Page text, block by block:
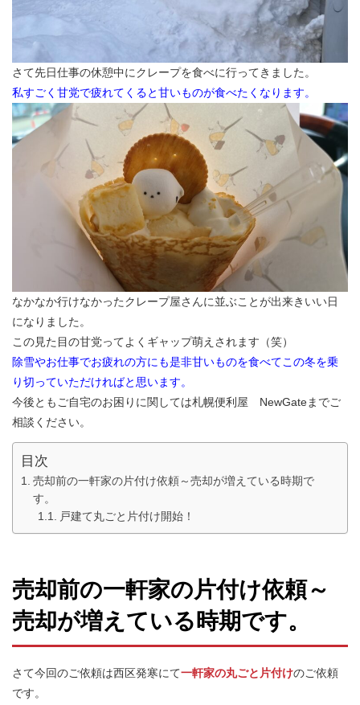
さて先日仕事の休憩中にクレープを食べに行ってきました。
私すごく甘党で疲れてくると甘いものが食べたくなります。
なかなか行けなかったクレープ屋さんに並ぶことが出来きいい日
になりました。
この見た目の甘党ってよくギャップ萌えされます（笑）
除雪やお仕事でお疲れの方にも是非甘いものを食べてこの冬を乗
り切っていただければと思います。
今後ともご自宅のお困りに関しては札幌便利屋 NewGateまでご
相談ください。
目次
売却前の一軒家の片付け依頼～売却が増えている時期で
す。
戸建て丸ごと片付け開始！
売却前の一軒家の片付け依頼～
売却が増えている時期です。
さて今回のご依頼は西区発寒にて一軒家の丸ごと片付けのご依頼
です。